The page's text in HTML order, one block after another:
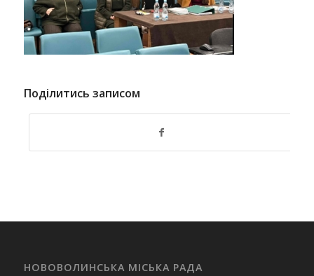
Поділитись записом
НОВОВОЛИНСЬКА МІСЬКА РАДА